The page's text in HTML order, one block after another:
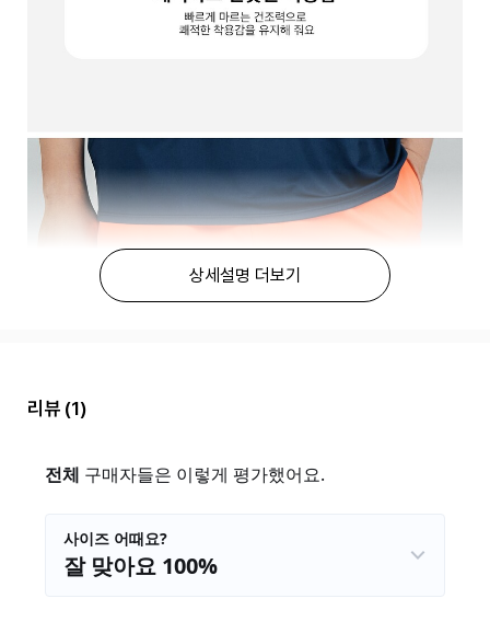
상세설명 더보기
리뷰 (1)